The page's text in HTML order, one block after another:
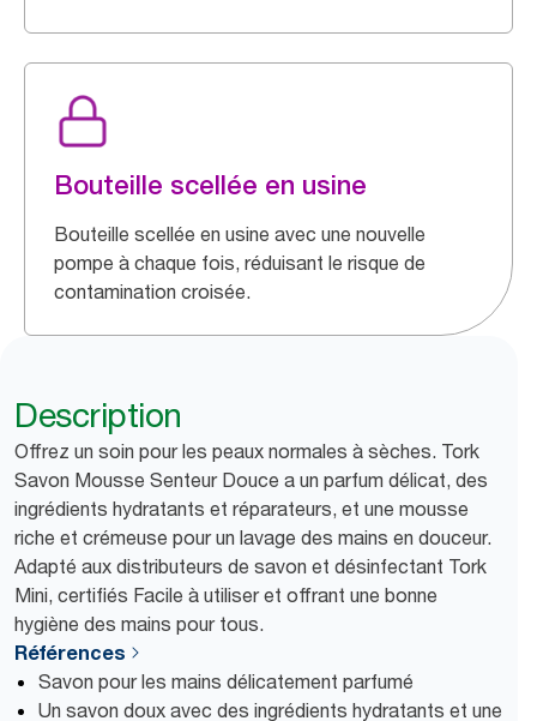
Bouteille scellée en usine
Bouteille scellée en usine avec une nouvelle
pompe à chaque fois, réduisant le risque de
contamination croisée.
Description
Offrez un soin pour les peaux normales à sèches. Tork
Savon Mousse Senteur Douce a un parfum délicat, des
ingrédients hydratants et réparateurs, et une mousse
riche et crémeuse pour un lavage des mains en douceur.
Adapté aux distributeurs de savon et désinfectant Tork
Mini, certifiés Facile à utiliser et offrant une bonne
hygiène des mains pour tous.
Références
Savon pour les mains délicatement parfumé
Un savon doux avec des ingrédients hydratants et une